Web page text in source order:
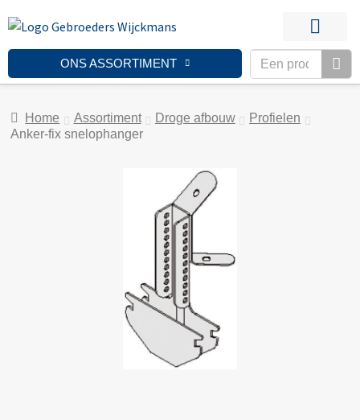
ONS ASSORTIMENT
Home Assortiment Droge afbouw
Profielen
Anker-fix snelophanger